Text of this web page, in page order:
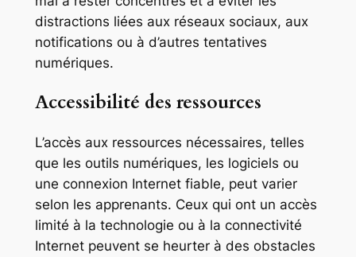
distractions liées aux réseaux sociaux, aux
notifications ou à d’autres tentatives
numériques.
Accessibilité des ressources
L’accès aux ressources nécessaires, telles
que les outils numériques, les logiciels ou
une connexion Internet fiable, peut varier
selon les apprenants. Ceux qui ont un accès
limité à la technologie ou à la connectivité
Internet peuvent se heurter à des obstacles